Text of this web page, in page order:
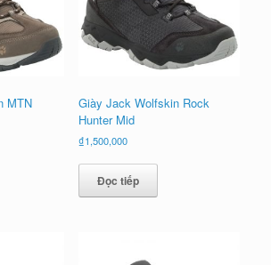
MTN
Giày Jack Wolfskin Rock
Hunter Mid
₫1,500,000
Đọc tiếp